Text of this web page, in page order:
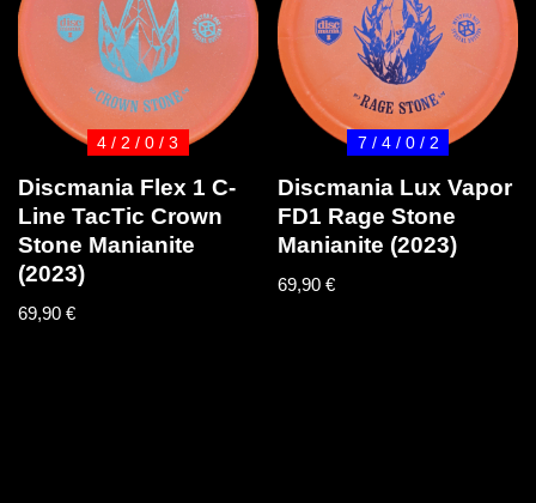
4 / 2 / 0 / 3
Discmania Flex 1 C-
Line TacTic Crown
Stone Manianite
(2023)
69,90 €
7 / 4 / 0 / 2
Discmania Lux Vapor
FD1 Rage Stone
Manianite (2023)
69,90€